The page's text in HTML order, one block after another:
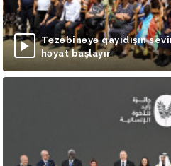
Təzəbinəyə qayıdışın
həyat başlayır